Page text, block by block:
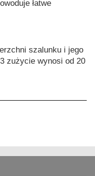
łatwe
szalunku i jego
zużycie wynosi od 20